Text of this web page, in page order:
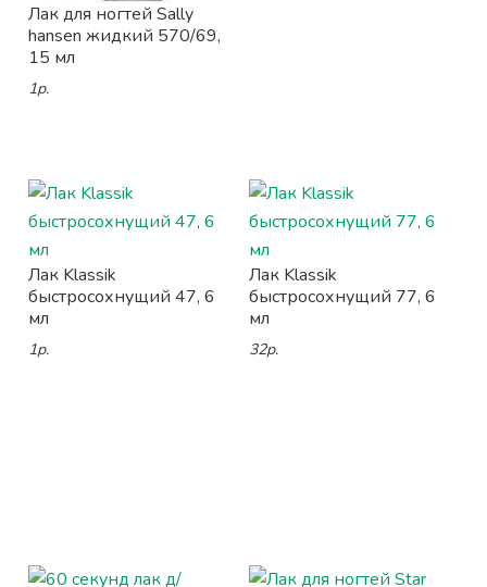
Лак для ногтей Sally
hansen жидкий 570/69,
15 мл
1р.
Лак Klassik
быстросохнущий 47, 6
мл
1р.
Лак Klassik
быстросохнущий 77, 6
мл
32р.